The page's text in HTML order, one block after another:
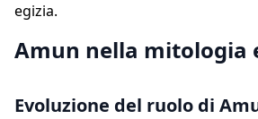
egizia.
Amun nella mitologia
Evoluzione del ruolo di